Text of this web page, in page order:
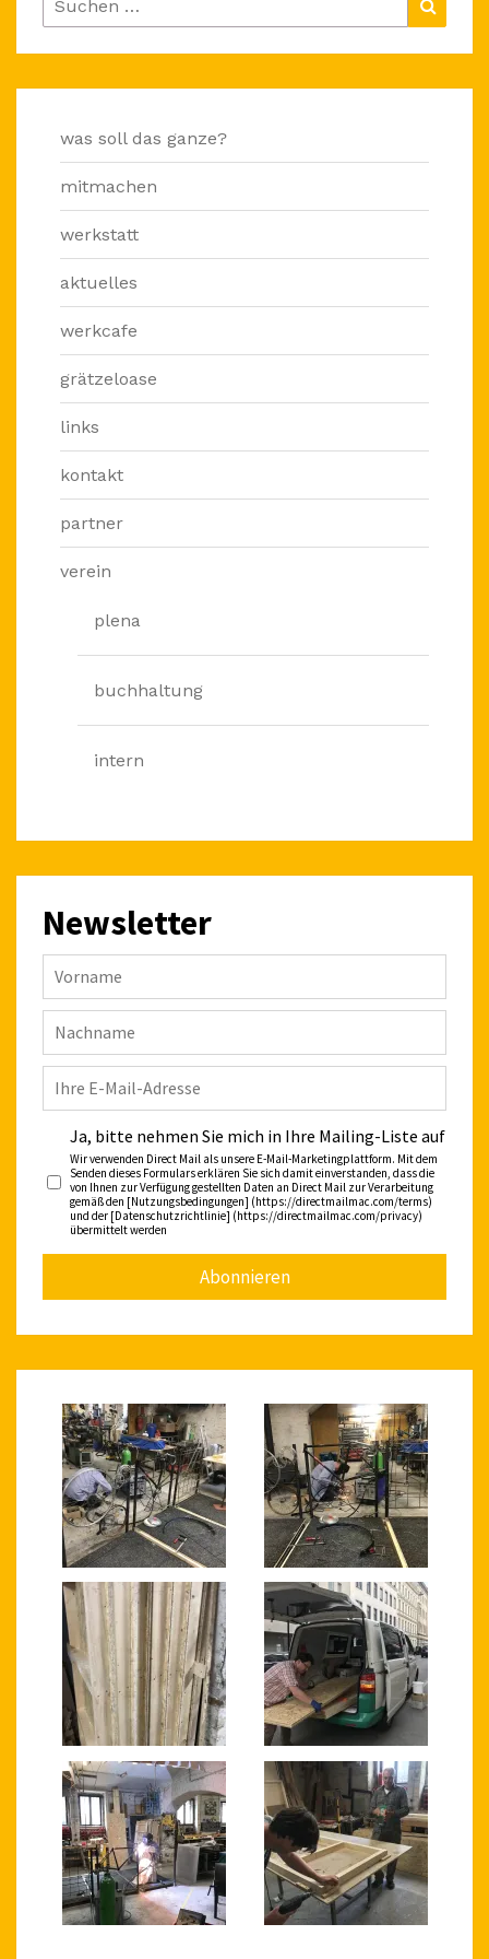
nach:
was soll das ganze?
mitmachen
werkstatt
aktuelles
werkcafe
grätzeloase
links
kontakt
partner
verein
plena
buchhaltung
intern